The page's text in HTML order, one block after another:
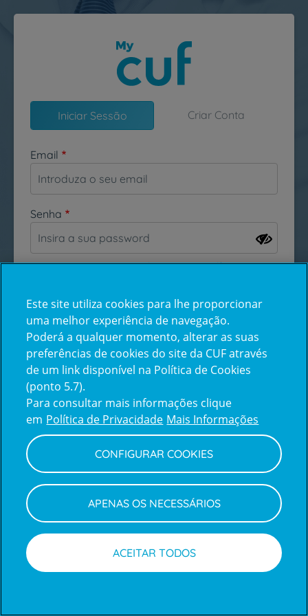
Passar para o conteúdo principal
Iniciar Sessão Criar Conta
Email
Senha
Esqueceu-se da sua password?
Inicie sessão com a Apple
Centro de Apoio ao Cliente | Política de Privacidade e Cookies
Este site utiliza cookies para lhe proporcionar
uma melhor experiência de navegação.
Poderá a qualquer momento, alterar as suas
preferências de cookies do site da CUF através
de um link disponível na Política de Cookies
(ponto 5.7).
Para consultar mais informações clique
em Política de Privacidade Mais Informações
CONFIGURAR COOKIES
APENAS OS NECESSÁRIOS
ACEITAR TODOS